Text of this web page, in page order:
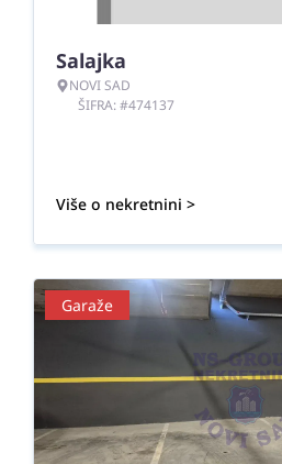
Salajka
NOVI SAD
ŠIFRA: #474137
Više o nekretnini >
Garaže